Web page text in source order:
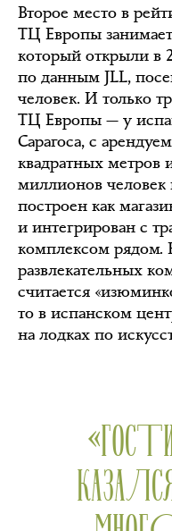
Второе место в
ТЦ Европы
который открыли в
по данным JLL,
человек. И только
ТЦ Европы — у
Сарагоса, с
квадратных метров
миллионов человек
построен как
и интегрирован с
комплексом рядом.
развлекательных
считается
то в испанском
на лодках по